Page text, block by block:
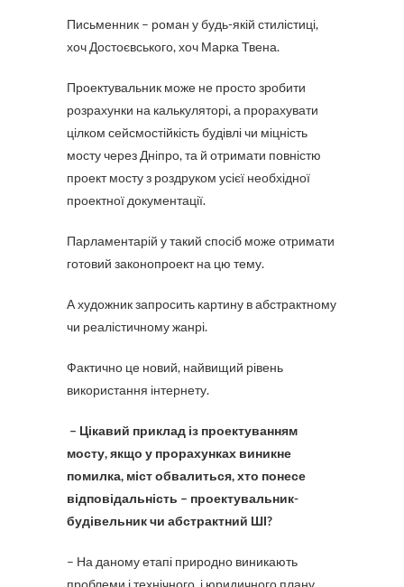
Письменник – роман у будь-якій стилістиці,
хоч Достоєвського, хоч Марка Твена.
Проектувальник може не просто зробити
розрахунки на калькуляторі, а прорахувати
цілком сейсмостійкість будівлі чи міцність
мосту через Дніпро, та й отримати повністю
проект мосту з роздруком усієї необхідної
проектної документації.
Парламентарій у такий спосіб може отримати
готовий законопроект на цю тему.
А художник запросить картину в абстрактному
чи реалістичному жанрі.
Фактично це новий, найвищий рівень
використання інтернету.
– Цікавий приклад із проектуванням
мосту, якщо у прорахунках виникне
помилка, міст обвалиться, хто понесе
відповідальність – проектувальник-
будівельник чи абстрактний ШІ?
– На даному етапі природно виникають
проблеми і технічного, і юридичного плану.